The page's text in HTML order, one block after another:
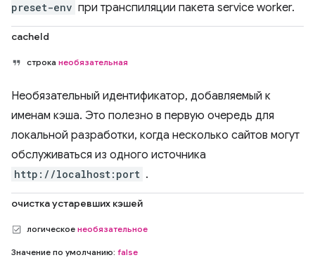
preset-env при транспиляции пакета service worker.
cacheId
строка необязательная
Необязательный идентификатор, добавляемый к
именам кэша. Это полезно в первую очередь для
локальной разработки, когда несколько сайтов могут
обслуживаться из одного источника
http://localhost:port .
очистка устаревших кэшей
логическое необязательное
Значение по умолчанию: false